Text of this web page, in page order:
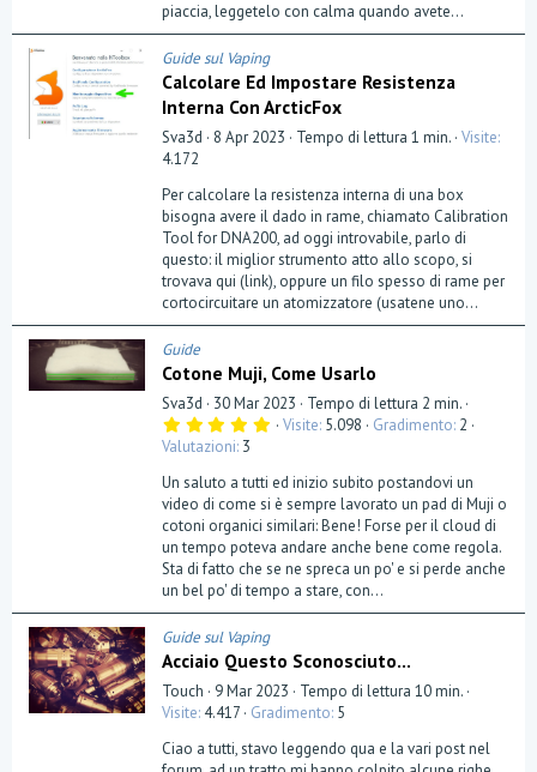
e
)
piaccia, leggetelo con calma quando avete...
Guide sul Vaping
Calcolare Ed Impostare Resistenza
Interna Con ArcticFox
Sva3d 8 Apr 2023 Tempo di lettura 1 min. Visite
4.172
Per calcolare la resistenza interna di una box
bisogna avere il dado in rame, chiamato Calibration
Tool for DNA200, ad oggi introvabile, parlo di
questo: il miglior strumento atto allo scopo, si
trovava qui (link), oppure un filo spesso di rame per
cortocircuitare un atomizzatore (usatene uno...
Guide
Cotone Muji, Come Usarlo
Sva3d 30 Mar 2023
Tempo di lettura 2 min.
5
s
e
l
l
a
(
e
)
Visite 5.098 Gradimento 2
Valutazioni 3
Un saluto a tutti ed inizio subito postandovi un
video di come si è sempre lavorato un pad di Muji o
cotoni organici similari: Bene! Forse per il cloud di
un tempo poteva andare anche bene come regola.
Sta di fatto che se ne spreca un po' e si perde anche
un bel po' di tempo a stare, con...
Guide sul Vaping
Acciaio Questo Sconosciuto...
Touch 9 Mar 2023
Tempo di lettura 10 min.
Visite 4.417 Gradimento 5
Ciao a tutti, stavo leggendo qua e la vari post nel